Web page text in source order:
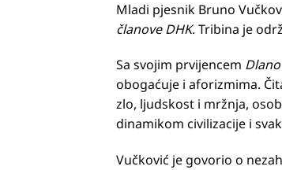
Mladi pjesnik Bruno
članove DHK. Tribina je
Sa svojim prvijencem
obogaćuje i aforizmima.
zlo, ljudskost i mržnja,
dinamikom civilizacije i
Vučković je govorio o